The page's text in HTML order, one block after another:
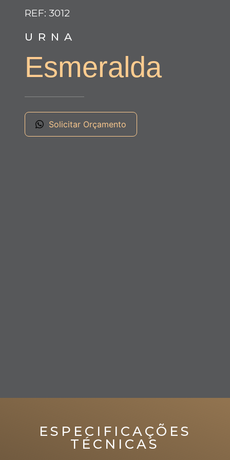
REF: 3012
URNA
Esmeralda
Solicitar Orçamento
ESPECIFICAÇÕES
TÉCNICAS